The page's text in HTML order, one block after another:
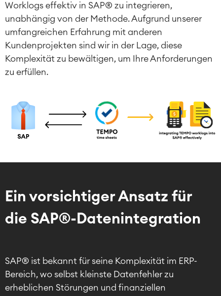
Worklogs effektiv in SAP® zu integrieren,
unabhängig von der Methode. Aufgrund unserer
umfangreichen Erfahrung mit anderen
Kundenprojekten sind wir in der Lage, diese
Komplexität zu bewältigen, um Ihre Anforderungen
zu erfüllen.
Ein vorsichtiger Ansatz für
die SAP®-Datenintegration
SAP® ist bekannt für seine Komplexität im ERP-
Bereich, wo selbst kleinste Datenfehler zu
erheblichen Störungen und finanziellen